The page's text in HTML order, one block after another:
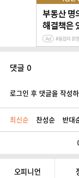
댓글 0
로그인 후 댓글을 작성
최신순 찬성순 반대
오피니언